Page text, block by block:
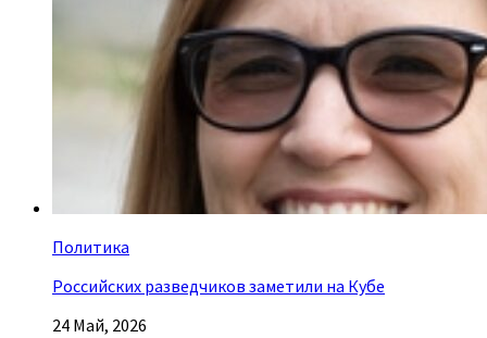
Политика
Российских разведчиков заметили на Кубе
24 Май, 2026